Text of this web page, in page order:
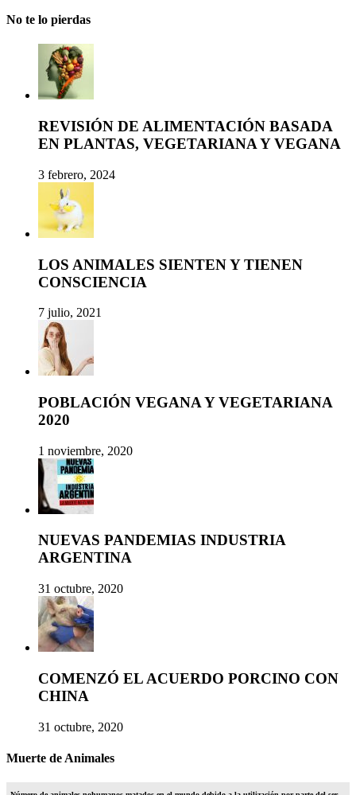
No te lo pierdas
REVISIÓN DE ALIMENTACIÓN BASADA
EN PLANTAS, VEGETARIANA Y VEGANA
3 febrero, 2024
LOS ANIMALES SIENTEN Y TIENEN
CONSCIENCIA
7 julio, 2021
POBLACIÓN VEGANA Y VEGETARIANA
2020
1 noviembre, 2020
NUEVAS PANDEMIAS INDUSTRIA
ARGENTINA
31 octubre, 2020
COMENZÓ EL ACUERDO PORCINO CON
CHINA
31 octubre, 2020
Muerte de Animales